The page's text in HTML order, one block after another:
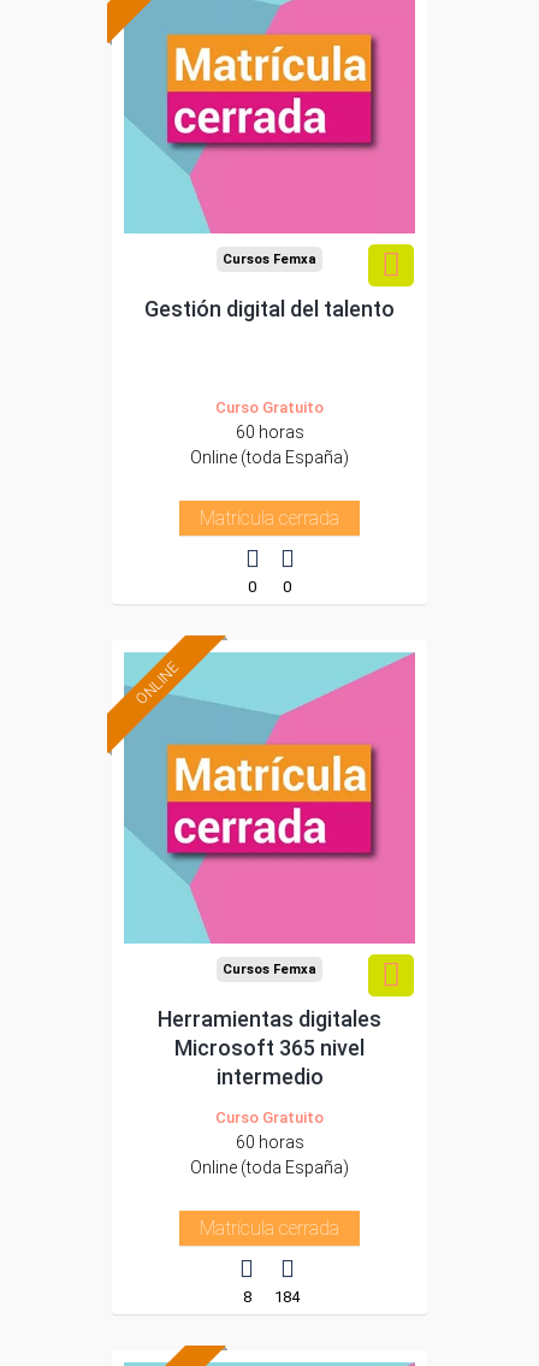
Cursos Femxa
Gestión digital del talento
Curso Gratuito
60 horas
Online (toda España)
Matrícula cerrada
0 0
ONLINE
Cursos Femxa
Herramientas digitales
Microsoft 365 nivel
intermedio
Curso Gratuito
60 horas
Online (toda España)
Matrícula cerrada
8 184